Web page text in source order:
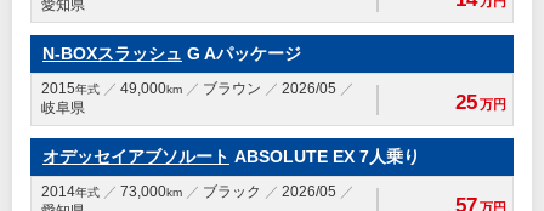
愛知県
N-BOXスラッシュ G Aパッケージ
2015年式 49,000km ブラウン
2026/05
岐阜県
25万円
オデッセイアブソルート ABSOLUTE EX 7人乗り
2014年式 73,000km ブラック
2026/05
57万円